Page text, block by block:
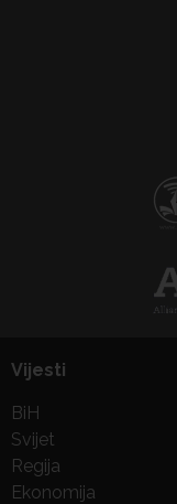
Vijesti
BiH
Svijet
Regija
Ekonomija